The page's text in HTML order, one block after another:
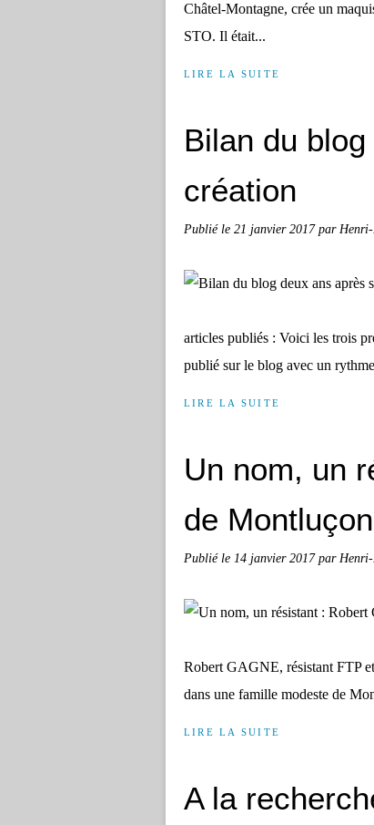
Châtel-Montagne, crée un
STO. Il était...
LIRE LA SUITE
Bilan du
création
Publié le 21 janvier 2017par
articles publiés : Voici les trois
publié sur le blog avec un
LIRE LA SUITE
Un nom, un
de Montluçon
Publié le 14 janvier 2017par
Robert GAGNE, résistant FTP
dans une famille modeste de
LIRE LA SUITE
A la